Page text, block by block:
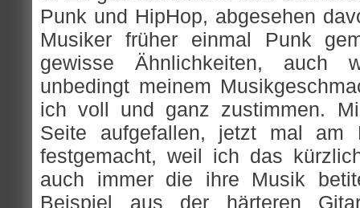
Punk und HipHop, abgesehen
Musiker früher einmal Punk
gewisse Ähnlichkeiten,
unbedingt meinem
ich voll und ganz zustimmen.
Seite aufgefallen, jetzt mal am
festgemacht, weil ich das
auch immer die ihre Musik
Beispiel aus der härteren